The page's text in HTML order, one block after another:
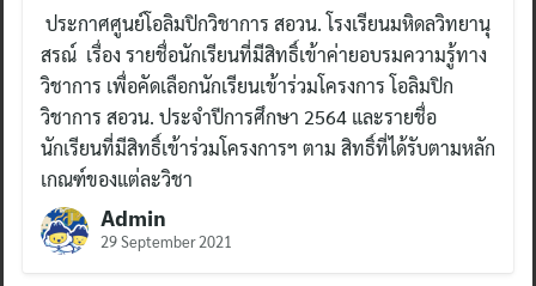
Search
for:
ประกาศศูนย์โอลิมปิกวิชาการ สอวน. โรงเรียนมหิดลวิทยานุ
สรณ์ เรื่อง รายชื่อนักเรียนที่มีสิทธิ์เข้าค่ายอบรมความรู้ทาง
วิชาการ เพื่อคัดเลือกนักเรียนเข้าร่วมโครงการ โอลิมปิก
วิชาการ สอวน. ประจำปีการศึกษา 2564 และรายชื่อ
นักเรียนที่มีสิทธิ์เข้าร่วมโครงการฯ ตาม สิทธิ์ที่ได้รับตามหลัก
เกณฑ์ของแต่ละวิชา
Admin
29 September 2021